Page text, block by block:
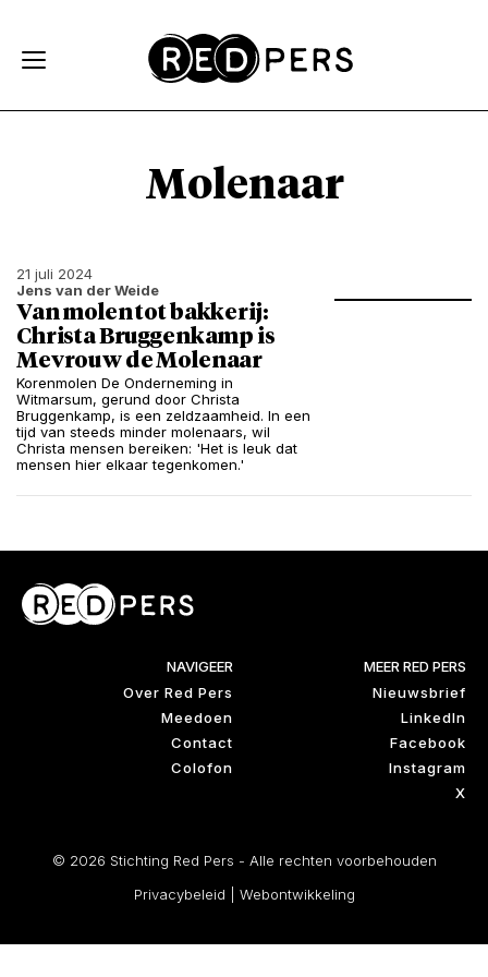
Molenaar
21 juli 2024
Jens van der Weide
Van molen tot bakkerij:
Christa Bruggenkamp is
Mevrouw de Molenaar
Korenmolen De Onderneming in
Witmarsum, gerund door Christa
Bruggenkamp, is een zeldzaamheid. In een
tijd van steeds minder molenaars, wil
Christa mensen bereiken: 'Het is leuk dat
mensen hier elkaar tegenkomen.'
NAVIGEER
Over Red Pers
Meedoen
Contact
Colofon
MEER RED PERS
Nieuwsbrief
LinkedIn
Facebook
Instagram
X
© 2026 Stichting Red Pers - Alle rechten voorbehouden
Privacybeleid
Webontwikkeling